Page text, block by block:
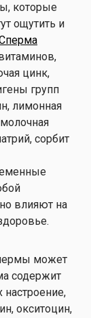
которые
ощутить и
цинк,
групп
лимонная
молочная
сорбит
влияют на
.
может
содержит
окситоцин,